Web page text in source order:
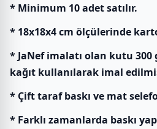
* Minimum 10 adet satılır.
* 18x18x4 cm ölçülerinde
* JaNef imalatı olan kutu
kağıt kullanılarak imal
* Çift taraf baskı ve mat
* Farklı zamanlarda baskı